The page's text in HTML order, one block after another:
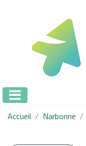
Accueil Narbonne